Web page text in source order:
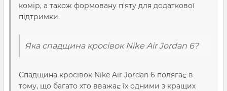
комір, а також формовану п'яту для додаткової
підтримки.
Яка спадщина кросівок Nike Air Jordan 6?
Спадщина кросівок Nike Air Jordan 6 полягає в
тому, що багато хто вважає їх одними з кращих